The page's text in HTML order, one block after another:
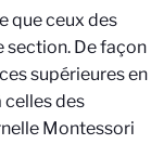
que ceux des
section. De façon
supérieures en
celles des
Montessori